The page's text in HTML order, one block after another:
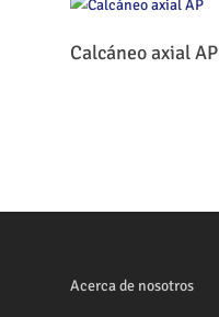
Leer Más
Calcáneo axial AP
Acerca de nosotros